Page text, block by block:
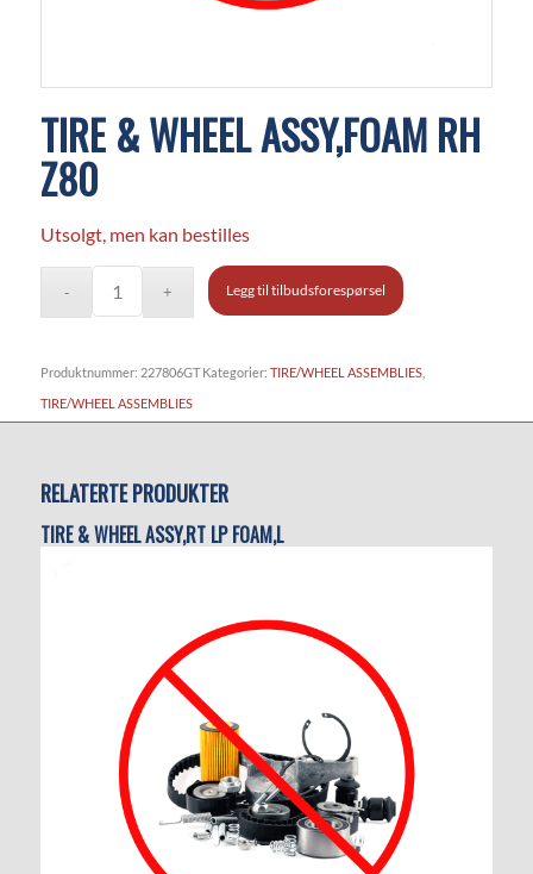
TIRE & WHEEL ASSY,FOAM RH
Z80
Utsolgt, men kan bestilles
Legg til tilbudsforespørsel
Produktnummer: 227806GT Kategorier: TIRE/WHEEL ASSEMBLIES,
TIRE/WHEEL ASSEMBLIES
RELATERTE PRODUKTER
TIRE & WHEEL ASSY,RT LP FOAM,L